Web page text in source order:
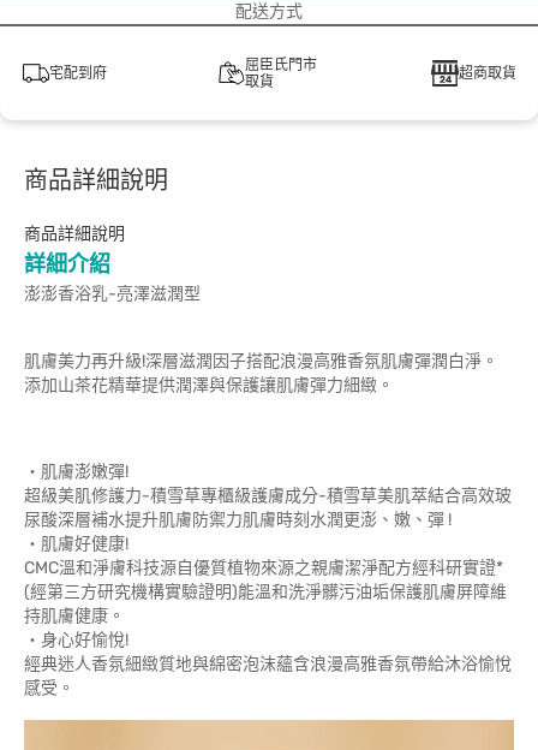
配送方式
宅配到府
屈臣氏門市
取貨
超商取貨
商品詳細說明
商品詳細說明
詳細介紹
澎澎香浴乳-亮澤滋潤型
肌膚美力再升級!深層滋潤因子搭配浪漫高雅香氛肌膚彈潤白淨。
添加山茶花精華提供潤澤與保護讓肌膚彈力細緻。
‧肌膚澎嫩彈!
超級美肌修護力-積雪草專櫃級護膚成分-積雪草美肌萃結合高效玻
尿酸深層補水提升肌膚防禦力肌膚時刻水潤更澎、嫩、彈 !
‧肌膚好健康!
CMC溫和淨膚科技源自優質植物來源之親膚潔淨配方經科研實證*
(經第三方研究機構實驗證明)能溫和洗淨髒污油垢保護肌膚屏障維
持肌膚健康。
‧身心好愉悅!
經典迷人香氛細緻質地與綿密泡沫蘊含浪漫高雅香氛帶給沐浴愉悅
感受。